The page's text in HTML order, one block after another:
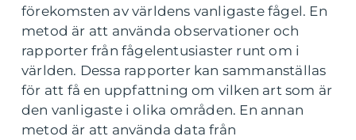
förekomsten av världens vanligaste fågel. En
metod är att använda observationer och
rapporter från fågelentusiaster runt om i
världen. Dessa rapporter kan sammanställas
för att få en uppfattning om vilken art som är
den vanligaste i olika områden. En annan
metod är att använda data från